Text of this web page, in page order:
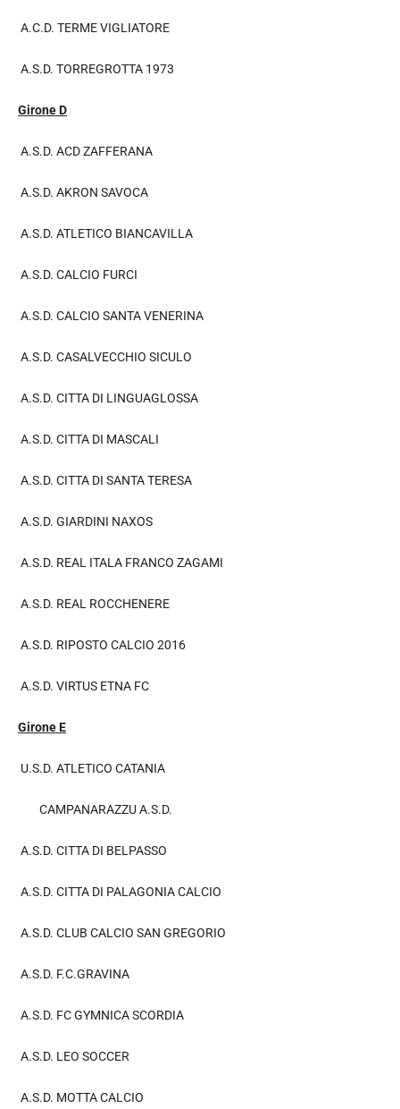
A.C.D. TERME VIGLIATORE
A.S.D. TORREGROTTA 1973
Girone D
A.S.D. ACD ZAFFERANA
A.S.D. AKRON SAVOCA
A.S.D. ATLETICO BIANCAVILLA
A.S.D. CALCIO FURCI
A.S.D. CALCIO SANTA VENERINA
A.S.D. CASALVECCHIO SICULO
A.S.D. CITTA DI LINGUAGLOSSA
A.S.D. CITTA DI MASCALI
A.S.D. CITTA DI SANTA TERESA
A.S.D. GIARDINI NAXOS
A.S.D. REAL ITALA FRANCO ZAGAMI
A.S.D. REAL ROCCHENERE
A.S.D. RIPOSTO CALCIO 2016
A.S.D. VIRTUS ETNA FC
Girone E
U.S.D. ATLETICO CATANIA
CAMPANARAZZU A.S.D.
A.S.D. CITTA DI BELPASSO
A.S.D. CITTA DI PALAGONIA CALCIO
A.S.D. CLUB CALCIO SAN GREGORIO
A.S.D. F.C.GRAVINA
A.S.D. FC GYMNICA SCORDIA
A.S.D. LEO SOCCER
A.S.D. MOTTA CALCIO